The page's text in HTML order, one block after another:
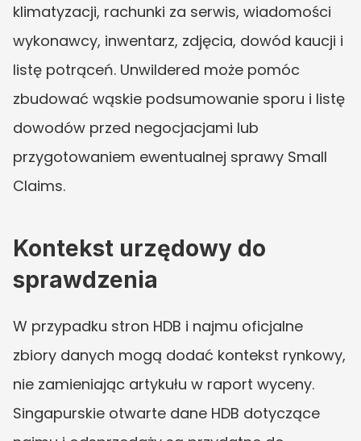
klimatyzacji, rachunki za serwis, wiadomości
wykonawcy, inwentarz, zdjęcia, dowód kaucji i
listę potrąceń. Unwildered może pomóc
zbudować wąskie podsumowanie sporu i listę
dowodów przed negocjacjami lub
przygotowaniem ewentualnej sprawy Small
Claims.
Kontekst urzędowy do
sprawdzenia
W przypadku stron HDB i najmu oficjalne
zbiory danych mogą dodać kontekst rynkowy,
nie zamieniając artykułu w raport wyceny.
Singapurskie otwarte dane HDB dotyczące